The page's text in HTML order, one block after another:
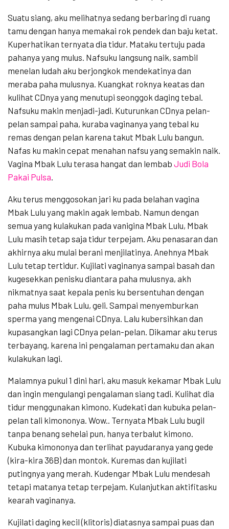
Suatu siang, aku melihatnya sedang berbaring di ruang
tamu dengan hanya memakai rok pendek dan baju ketat.
Kuperhatikan ternyata dia tidur. Mataku tertuju pada
pahanya yang mulus. Nafsuku langsung naik, sambil
menelan ludah aku berjongkok mendekatinya dan
meraba paha mulusnya. Kuangkat roknya keatas dan
kulihat CDnya yang menutupi seonggok daging tebal.
Nafsuku makin menjadi-jadi. Kuturunkan CDnya pelan-
pelan sampai paha, kuraba vaginanya yang tebal ku
remas dengan pelan karena takut Mbak Lulu bangun.
Nafas ku makin cepat menahan nafsu yang semakin naik.
Vagina Mbak Lulu terasa hangat dan lembab Judi Bola
Pakai Pulsa
Aku terus menggosokan jari ku pada belahan vagina
Mbak Lulu yang makin agak lembab. Namun dengan
semua yang kulakukan pada vanigina Mbak Lulu, Mbak
Lulu masih tetap saja tidur terpejam. Aku penasaran dan
akhirnya aku mulai berani menjilatinya. Anehnya Mbak
Lulu tetap tertidur. Kujilati vaginanya sampai basah dan
kugesekkan penisku diantara paha mulusnya, akh
nikmatnya saat kepala penis ku bersentuhan dengan
paha mulus Mbak Lulu, geli. Sampai menyemburkan
sperma yang mengenai CDnya. Lalu kubersihkan dan
kupasangkan lagi CDnya pelan-pelan. Dikamar aku terus
terbayang, karena ini pengalaman pertamaku dan akan
kulakukan lagi.
Malamnya pukul 1 dini hari, aku masuk kekamar Mbak Lulu
dan ingin mengulangi pengalaman siang tadi. Kulihat dia
tidur menggunakan kimono. Kudekati dan kubuka pelan-
pelan tali kimononya. Wow.. Ternyata Mbak Lulu bugil
tanpa benang sehelai pun, hanya terbalut kimono.
Kubuka kimononya dan terlihat payudaranya yang gede
(kira-kira 36B) dan montok. Kuremas dan kujilati
putingnya yang merah. Kudengar Mbak Lulu mendesah
tetapi matanya tetap terpejam. Kulanjutkan aktifitasku
kearah vaginanya.
Kujilati daging kecil (klitoris) diatasnya sampai puas dan